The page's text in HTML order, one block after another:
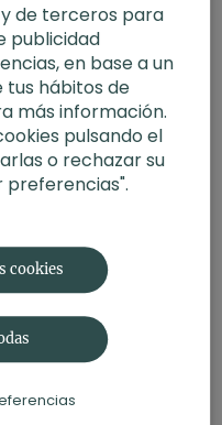
de terceros para
publicidad
en base a un
hábitos de
más información.
pulsando el
o rechazar su
preferencias".
cookies